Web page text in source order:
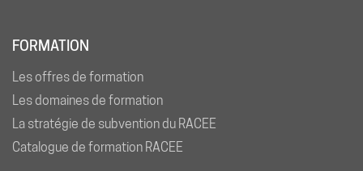
FORMATION
Les offres de formation
Les domaines de formation
La stratégie de subvention du RACEE
Catalogue de formation RACEE